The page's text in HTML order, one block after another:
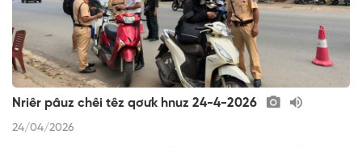
Nriêr pâuz chêi têz qơưk hnuz 24-4-2026
24/04/2026